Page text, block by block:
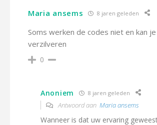
Maria ansems 8 jaren geleden
Soms werken de codes niet en kan
verzilveren
0
Anoniem 8 jaren geleden
Antwoord aan Maria ansems
Wanneer is dat uw ervaring